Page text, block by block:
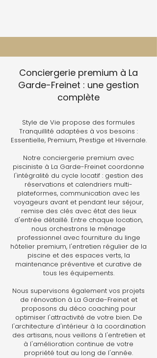
Conciergerie premium à La
Garde-Freinet : une gestion
complète
Style de Vie propose des formules
Tranquillité adaptées à vos besoins :
Essentielle, Premium, Prestige et Hivernale.
Notre conciergerie premium avec
pisciniste à La Garde-Freinet coordonne
l'intégralité du cycle locatif : gestion des
réservations et calendriers multi-
plateformes, communication avec les
voyageurs avant et pendant leur séjour,
remise des clés avec état des lieux
d'entrée détaillé. Entre chaque location,
nous orchestrons le ménage
professionnel avec fourniture du linge
hôtelier premium, l'entretien régulier de la
piscine et des espaces verts, la
maintenance préventive et curative de
tous les équipements.
Nous supervisons également vos projets
de rénovation à La Garde-Freinet et
proposons du déco coaching pour
optimiser l'attractivité de votre bien. De
l'architecture d'intérieur à la coordination
des artisans, nous veillons à l'entretien et
à l'amélioration continue de votre
propriété tout au long de l'année.